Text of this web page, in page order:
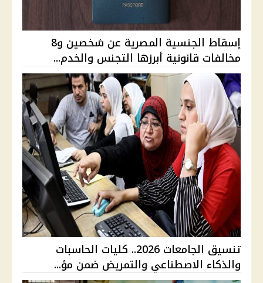
إسقاط الجنسية المصرية عن شخصين و8
مخالفات قانونية أبرزها التجنس والخدم...
تنسيق الجامعات 2026.. كليات الحاسبات
والذكاء الاصطناعي والتمريض ضمن مؤ...